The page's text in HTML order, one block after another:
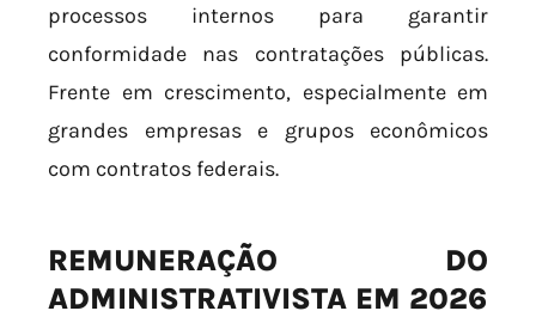
processos internos para garantir
conformidade nas contratações públicas.
Frente em crescimento, especialmente em
grandes empresas e grupos econômicos
com contratos federais.
REMUNERAÇÃO DO
ADMINISTRATIVISTA EM 2026